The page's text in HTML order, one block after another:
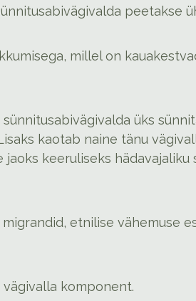
peetakse
millel on
üks
kaotab naine tänu
keeruliseks
etnilise vähemuse
komponent.